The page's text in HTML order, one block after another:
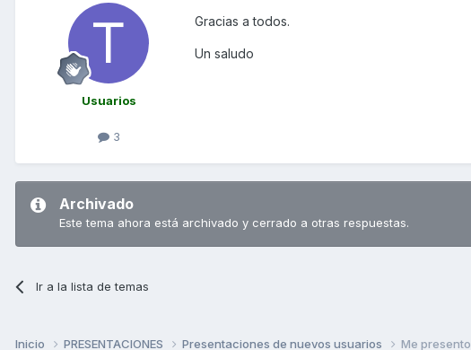
Usuarios
3
Gracias a todos.
Un saludo
Archivado
Este tema ahora está archivado y cerrado a otras respuestas.
Ir a la lista de temas
Inicio PRESENTACIONES Presentaciones de nuevos usuarios Me presento